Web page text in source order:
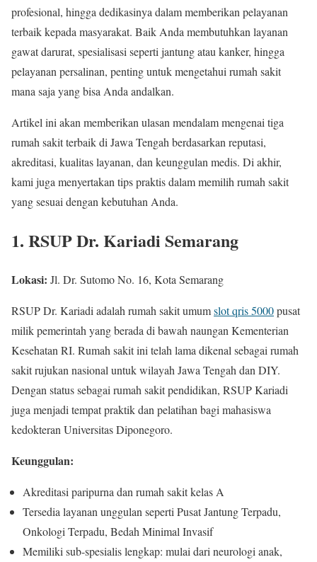
profesional, hingga dedikasinya dalam memberikan pelayanan
terbaik kepada masyarakat. Baik Anda membutuhkan layanan
gawat darurat, spesialisasi seperti jantung atau kanker, hingga
pelayanan persalinan, penting untuk mengetahui rumah sakit
mana saja yang bisa Anda andalkan.
Artikel ini akan memberikan ulasan mendalam mengenai tiga
rumah sakit terbaik di Jawa Tengah berdasarkan reputasi,
akreditasi, kualitas layanan, dan keunggulan medis. Di akhir,
kami juga menyertakan tips praktis dalam memilih rumah sakit
yang sesuai dengan kebutuhan Anda.
1. RSUP Dr. Kariadi Semarang
Lokasi: Jl. Dr. Sutomo No. 16, Kota Semarang
RSUP Dr. Kariadi adalah rumah sakit umumslot qris 5000pusat
milik pemerintah yang berada di bawah naungan Kementerian
Kesehatan RI. Rumah sakit ini telah lama dikenal sebagai rumah
sakit rujukan nasional untuk wilayah Jawa Tengah dan DIY.
Dengan status sebagai rumah sakit pendidikan, RSUP Kariadi
juga menjadi tempat praktik dan pelatihan bagi mahasiswa
kedokteran Universitas Diponegoro.
Keunggulan:
Akreditasi paripurna dan rumah sakit kelas A
Tersedia layanan unggulan seperti Pusat Jantung Terpadu,
Onkologi Terpadu, Bedah Minimal Invasif
Memiliki sub-spesialis lengkap: mulai dari neurologi anak,